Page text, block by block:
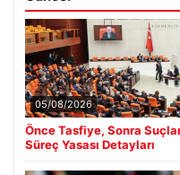
05/08/2026
Önce Tasfiye, Sonra
Süreç Yasası Detayları